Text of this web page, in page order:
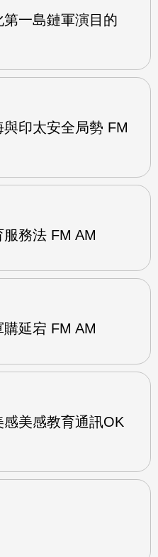
一島鏈軍演目的
印太安全局勢 FM
務法 FM AM
延宕 FM AM
美感教育通訊OK